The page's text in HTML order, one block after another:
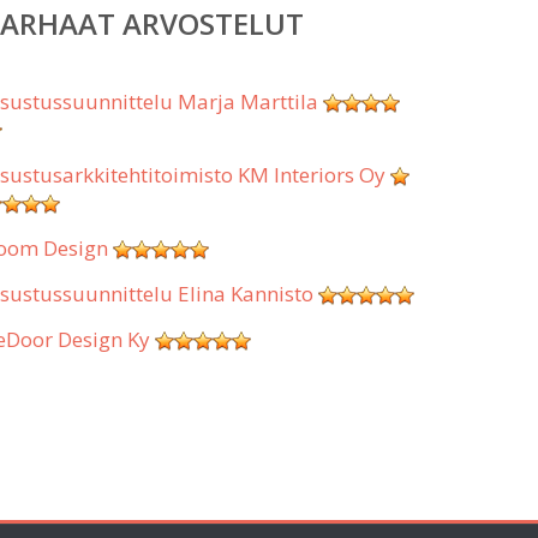
ARVOSTELUT
Marja Marttila
KM Interiors Oy
Design
Elina Kannisto
Design Ky